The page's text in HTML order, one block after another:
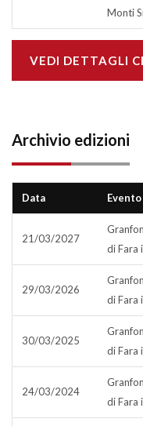
Monti
VEDI DETTAGLI
Archivio edizioni
Data Evento
21/03/2027
di Fara
29/03/2026
di Fara
30/03/2025
di Fara
24/03/2024
di Fara